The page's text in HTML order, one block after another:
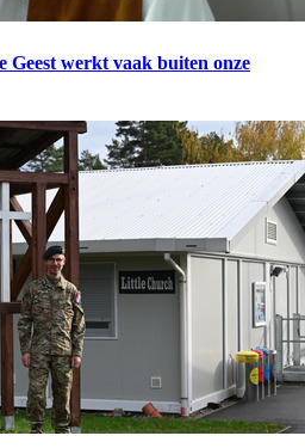
Geest werkt vaak buiten onze